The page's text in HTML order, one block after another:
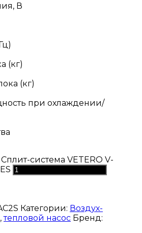
В
(кг)
(кг)
при охлаждении/
система VETERO V-
Категории: Воздух-
,тепловой насос Бренд: